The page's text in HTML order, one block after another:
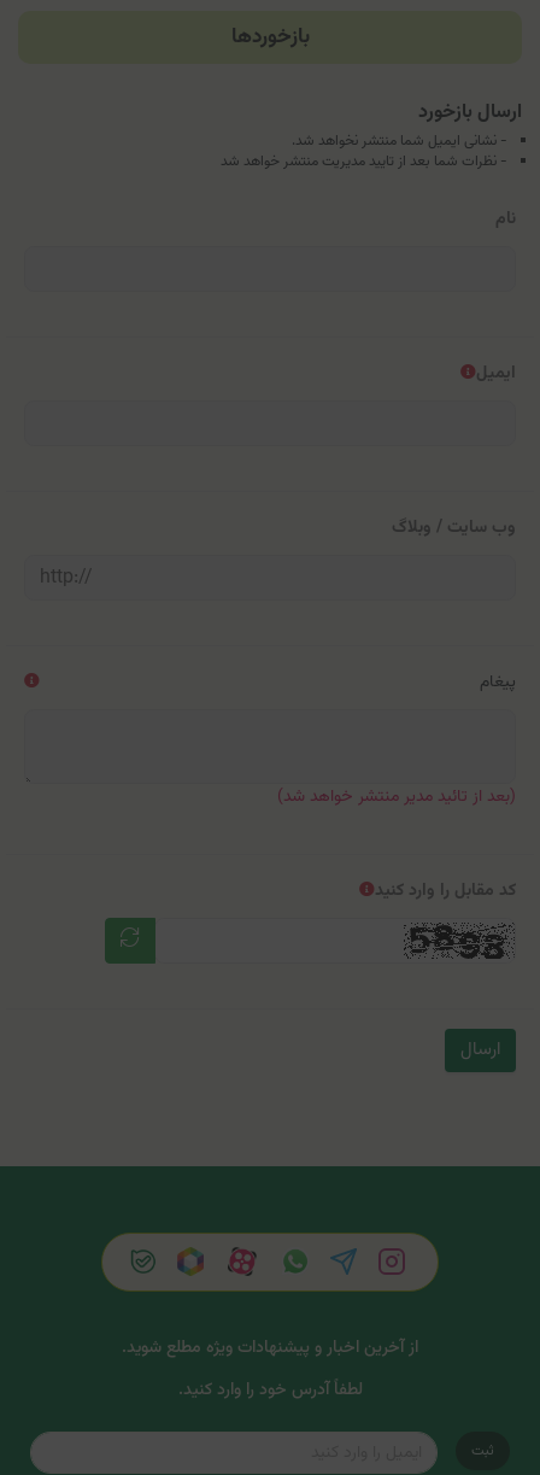
بازخوردها
ارسال بازخورد
- نشانی ایمیل شما منتشر نخواهد شد.
- نظرات شما بعد از تایید مدیریت منتشر خواهد شد
نام
ایمیل
وب سایت / وبلاگ
پیغام
(بعد از تائید مدیر منتشر خواهد شد)
کد مقابل را وارد کنید
ارسال
از آخرین اخبار و پیشنهادات ویژه مطلع شوید.
لطفاً آدرس خود را وارد کنید.
ثبت